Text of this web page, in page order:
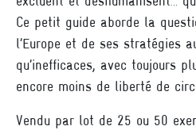
Ce petit guide aborde la
l’Europe et de ses stratégies
qu’inefficaces, avec toujours
encore moins de liberté de
Vendu par lot de 25 ou 50